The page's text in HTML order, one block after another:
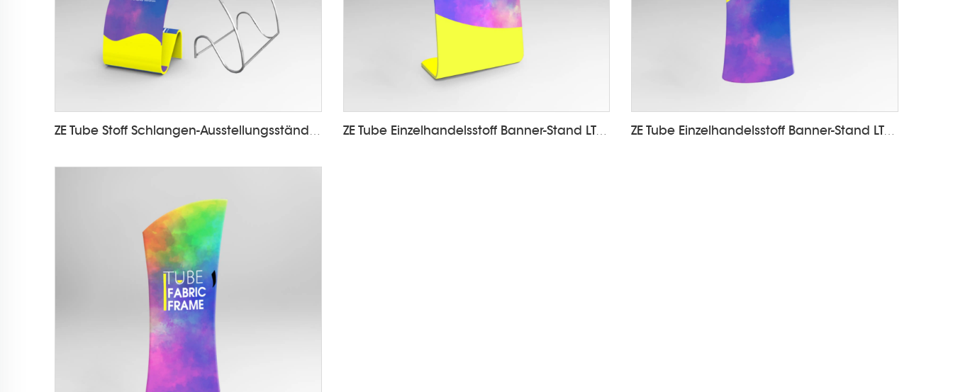
ZE Tube Stoff Schlangen-Ausstellungsständer LT-24X2 ZE Tube Einzelhandelsstoff Banner-Stand LT-24A4 ZE Tube Einzelhandelsstoff Banner-Stand LT-24A2